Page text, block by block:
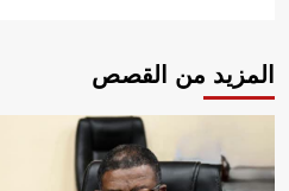
المزيد من القصص